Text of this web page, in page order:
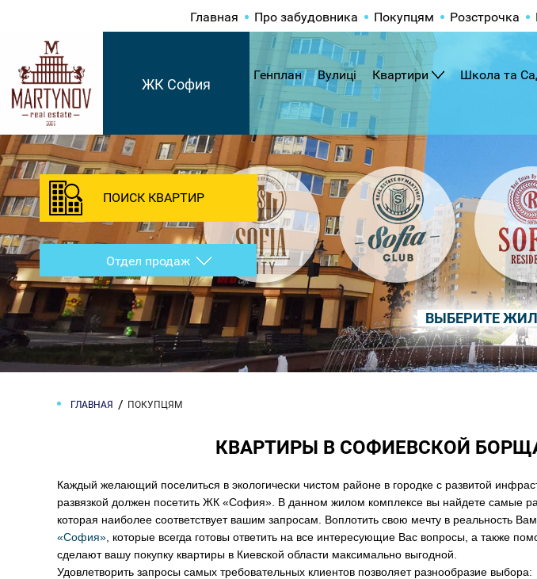
ВЫБЕРИТЕ
Главная Про забудовника Покупцям Розстрочка
ЖК София
Генплан Вулиці Квартири Школа та
ПОИСК КВАРТИР
Отдел продаж
ГЛАВНАЯ ПОКУПЦЯМ
КВАРТИРЫ В СОФИЕВСКОЙ
Каждый желающий поселиться в экологически чистом районе в городке с развитой
развязкой должен посетить ЖК «София». В данном жилом комплексе вы найдете самые
которая наиболее соответствует вашим запросам. Воплотить свою мечту в реальность
«София» , которые всегда готовы ответить на все интересующие Вас вопросы, а также
сделают вашу покупку квартиры в Киевской области максимально выгодной.
Удовлетворить запросы самых требовательных клиентов позволяет разнообразие выбора: